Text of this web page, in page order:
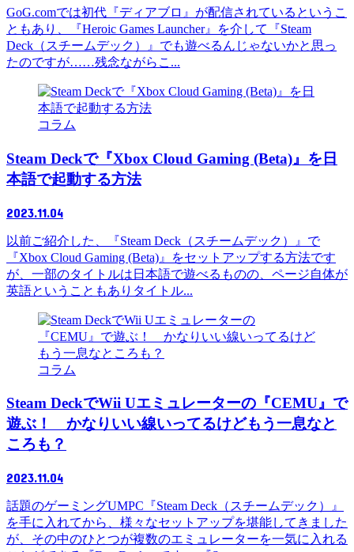
GoG.comでは初代『ディアブロ』が配信されているというこ
ともあり、『Heroic Games Launcher』を介して『Steam
Deck（スチームデック）』でも遊べるんじゃないかと思っ
たのですが……残念ながらこ...
コラム
Steam Deckで『Xbox Cloud Gaming (Beta)』を日
本語で起動する方法
2023.11.04
以前ご紹介した、『Steam Deck（スチームデック）』で
『Xbox Cloud Gaming (Beta)』をセットアップする方法です
が、一部のタイトルは日本語で遊べるものの、ページ自体が
英語ということもありタイトル...
コラム
Steam DeckでWii Uエミュレーターの『CEMU』で
遊ぶ！ かなりいい線いってるけどもう一息なと
ころも？
2023.11.04
話題のゲーミングUMPC『Steam Deck（スチームデック）』
を手に入れてから、様々なセットアップを堪能してきました
が、その中のひとつが複数のエミュレーターを一気に入れる